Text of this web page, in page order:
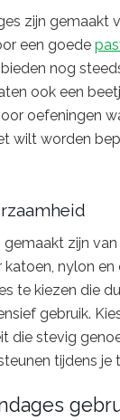
zijn gemaakt
een goede
nog
ook een
oefeningen
wilt worden
zijn
nylon en
te kiezen die
gebruik.
die stevig
tijdens je